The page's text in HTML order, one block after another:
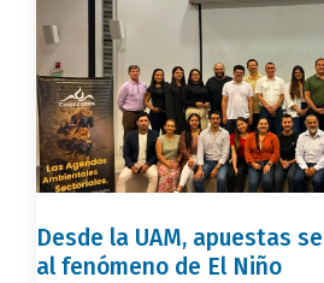
Desde la UAM, apuestas
al fenómeno de El Niño